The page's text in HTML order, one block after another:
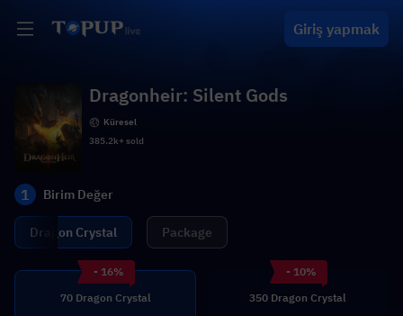
Giriş yapmak
Dragonheir: Silent Gods
Küresel
385.2k+ sold
1 Birim Değer
Dragon Crystal Package
- 16%
70 Dragon Crystal
- 10%
350 Dragon Crystal